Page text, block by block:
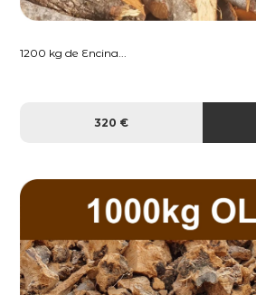
1200 kg de Encina...
320 €